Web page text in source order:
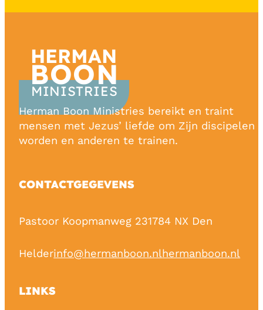
MINISTRIES
BOON
HERMAN
Herman Boon Ministries bereikt en traint
mensen met Jezus’ liefde om Zijn discipelen
worden en anderen te trainen.
CONTACTGEGEVENS
Pastoor Koopmanweg 231784 NX Den
Helderinfo@hermanboon.nlhermanboon.nl
LINKS